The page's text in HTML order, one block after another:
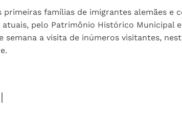
primeiras famílias de imigrantes alemães e
atuais, pelo Patrimônio Histórico Municipal
semana a visita de inúmeros visitantes,